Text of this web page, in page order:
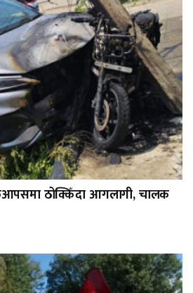
ठोक्किँदा आगलागी, चालक